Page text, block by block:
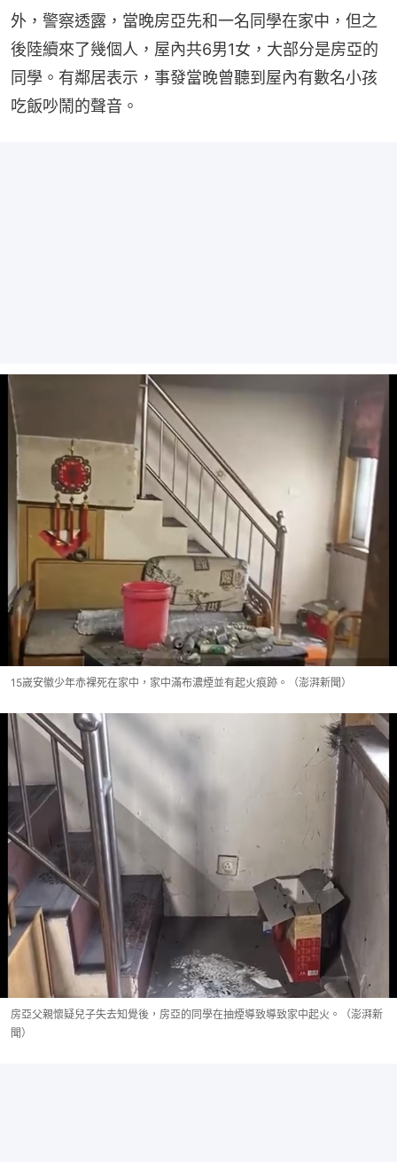
外，警察透露，當晚房亞先和一名同學在家中，但之
後陸續來了幾個人，屋內共6男1女，大部分是房亞的
同學。有鄰居表示，事發當晚曾聽到屋內有數名小孩
吃飯吵鬧的聲音。
15嵗安徽少年赤裸死在家中，家中滿布濃煙並有起火痕跡。（澎湃新聞）
房亞父親懷疑兒子失去知覺後，房亞的同學在抽煙導致導致家中起火。（澎湃新
聞）